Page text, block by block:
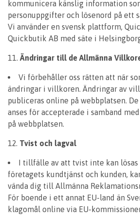
kommunicera känslig information
personuppgifter och lösenord på ett
Vi använder en svensk plattform,
Quickbutik AB med säte i
Ändringar till de Allmänna
Vi förbehåller oss rätten att när
ändringar i villkoren. Ändringar av
publiceras online på webbplatsen.
anses för accepterade i samband
på webbplatsen.
Tvist och lagval
I tillfälle av att tvist inte kan lösas
företagets kundtjänst och kunden,
vända dig till Allmänna
För boende i ett annat EU-land än
klagomål online via EU-